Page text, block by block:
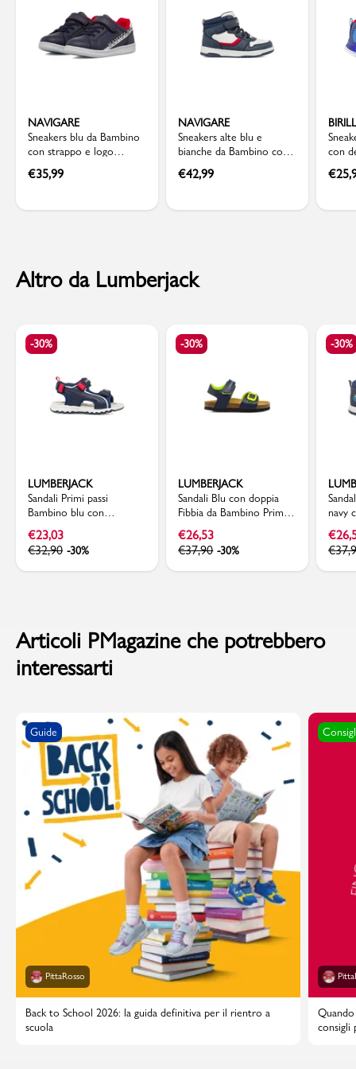
NAVIGARE
Sneakers blu da Bambino
con strappo e logo
Navigare
€35,99
NAVIGARE
Sneakers alte blu e
bianche da Bambino con
strappo Navigare
€42,99
con
€
Altro da Lumberjack
-30%
LUMBERJACK
Sandali Primi passi
Bambino blu con
sottopiede in pelle
Lumberjack
€23,03
€32,90 -30%
-30%
LUMBERJACK
Sandali Blu con doppia
Fibbia da Bambino Primi
Passi Lumberjack
€26,53
€37,90 -30%
-30%
navy
Billy
€
€
Articoli PMagazine che potrebbero
interessarti
Guide
PittaRosso
Back to School 2026: la guida definitiva per il rientro a
scuola
consigli